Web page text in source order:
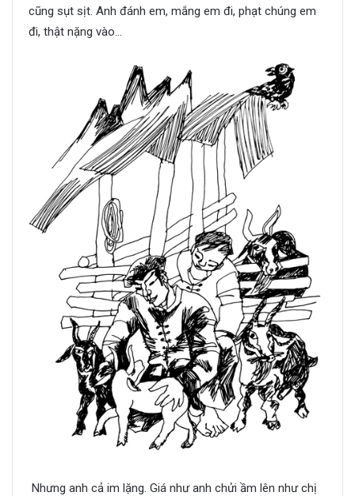
cũng sụt sịt. Anh đánh em, mắng em đi, phạt chúng em
đi, thật nặng vào…
Nhưng anh cả im lặng. Giá như anh chửi ầm lên như chị